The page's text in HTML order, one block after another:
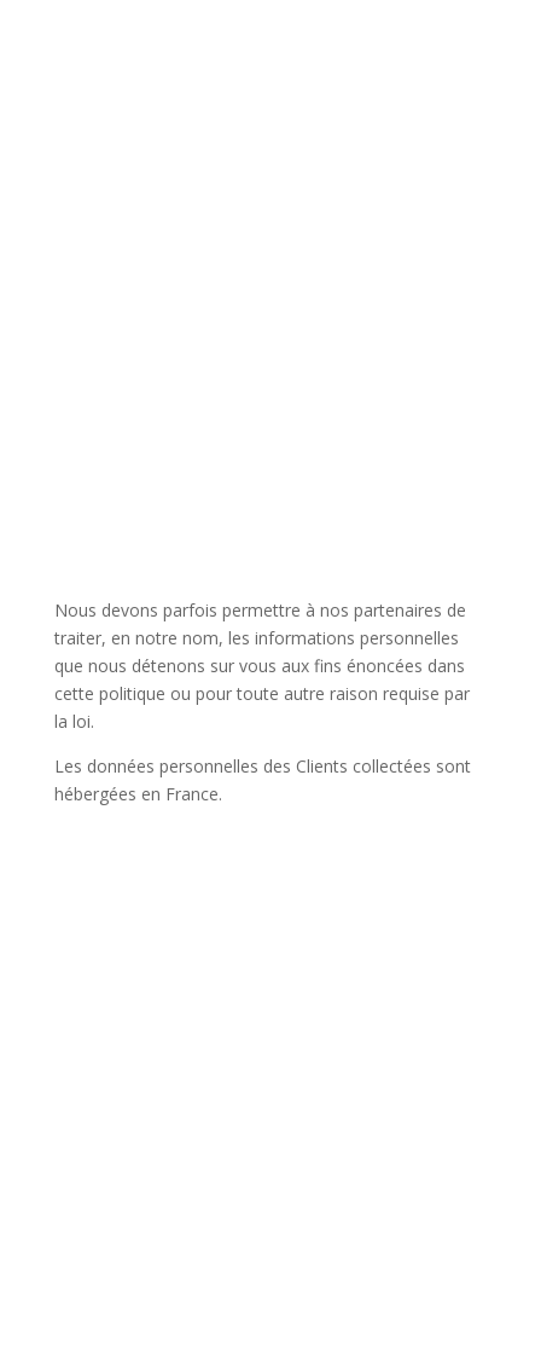
Nous devons parfois permettre à nos partenaires de
traiter, en notre nom, les informations personnelles
que nous détenons sur vous aux fins énoncées dans
cette politique ou pour toute autre raison requise par
la loi.
Les données personnelles des Clients collectées sont
hébergées en France.